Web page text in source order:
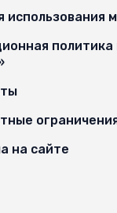
использования
на сайте